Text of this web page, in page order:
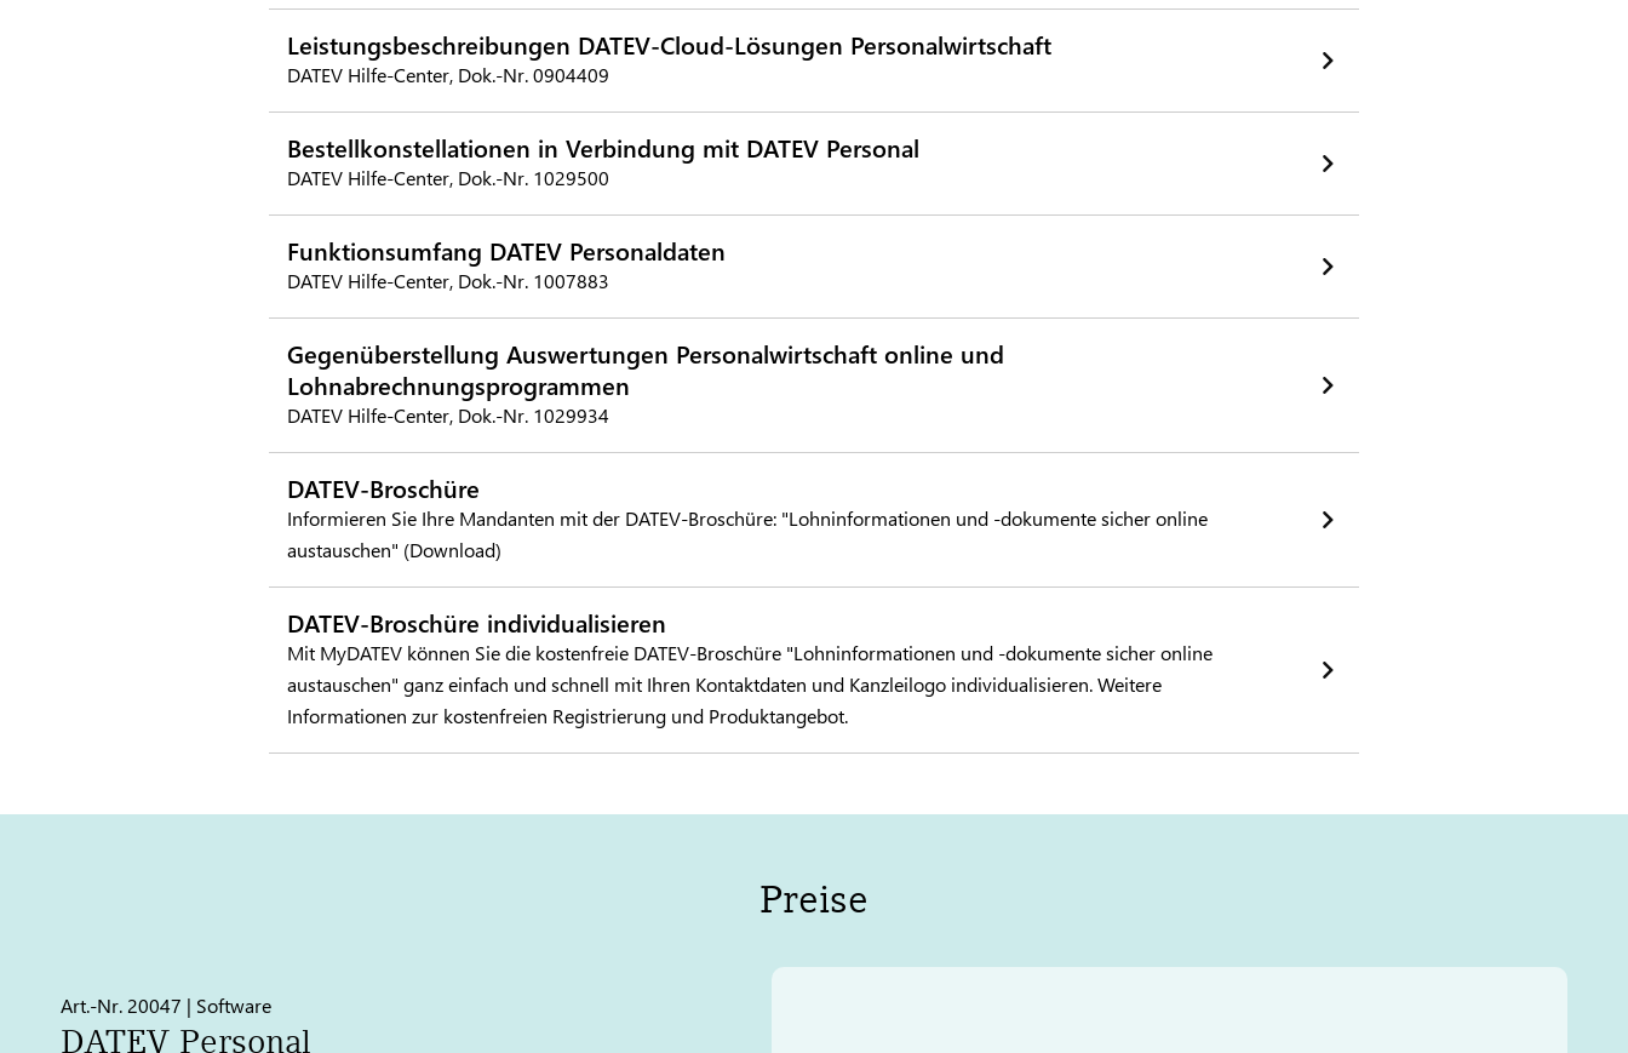
Leistungsbeschreibungen DATEV-Cloud-Lösungen Personalwirtschaft
DATEV Hilfe-Center, Dok.-Nr. 0904409
Bestellkonstellationen in Verbindung mit DATEV Personal
DATEV Hilfe-Center, Dok.-Nr. 1029500
Funktionsumfang DATEV Personaldaten
DATEV Hilfe-Center, Dok.-Nr. 1007883
Gegenüberstellung Auswertungen Personalwirtschaft online und
Lohnabrechnungsprogrammen
DATEV Hilfe-Center, Dok.-Nr. 1029934
DATEV-Broschüre
Informieren Sie Ihre Mandanten mit der DATEV-Broschüre: "Lohninformationen und -dokumente sicher online
austauschen" (Download)
DATEV-Broschüre individualisieren
Mit MyDATEV können Sie die kostenfreie DATEV-Broschüre "Lohninformationen und -dokumente sicher online
austauschen" ganz einfach und schnell mit Ihren Kontaktdaten und Kanzleilogo individualisieren. Weitere
Informationen zur kostenfreien Registrierung und Produktangebot.
Preise
Art.-Nr. 20047 | Software
DATEV Personal